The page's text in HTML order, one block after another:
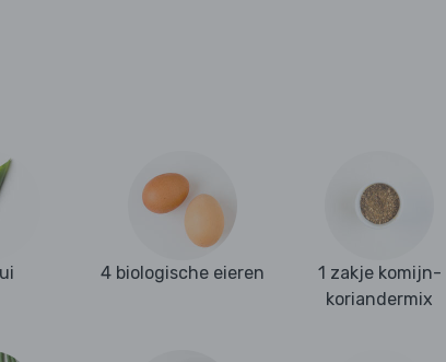
4 biologische eieren
1 zakje komijn-
koriandermix